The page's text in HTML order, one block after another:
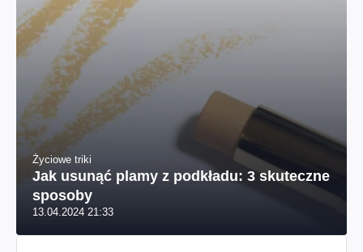
Życiowe triki
Jak usunąć plamy z podkładu: 3 skuteczne
sposoby
13.04.2024 21:33